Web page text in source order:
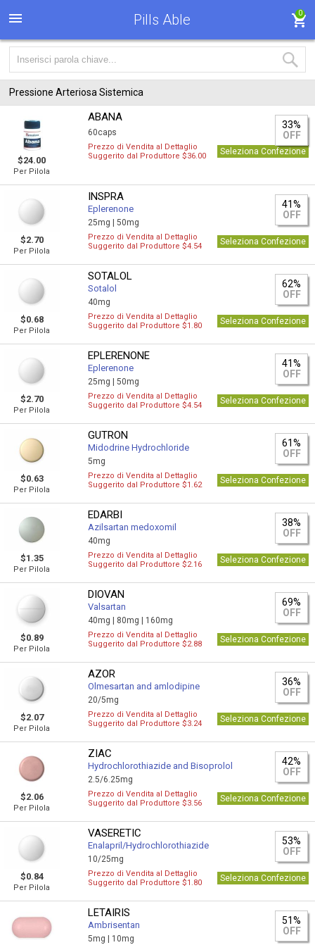
Pills Able 0
Pressione Arteriosa Sistemica
$24.00
Per Pilola
ABANA
60caps
33%
OFF
Prezzo di Vendita al Dettaglio
Suggerito dal Produttore $36.00
Seleziona Confezione
$2.70
Per Pilola
INSPRA
Eplerenone
25mg |50mg
41%
OFF
Prezzo di Vendita al Dettaglio
Suggerito dal Produttore $4.54
Seleziona Confezione
$0.68
Per Pilola
SOTALOL
Sotalol
40mg
62%
OFF
Prezzo di Vendita al Dettaglio
Suggerito dal Produttore $1.80
Seleziona Confezione
$2.70
Per Pilola
EPLERENONE
Eplerenone
25mg |50mg
41%
OFF
Prezzo di Vendita al Dettaglio
Suggerito dal Produttore $4.54
Seleziona Confezione
$0.63
Per Pilola
GUTRON
Midodrine Hydrochloride
5mg
61%
OFF
Prezzo di Vendita al Dettaglio
Suggerito dal Produttore $1.62
Seleziona Confezione
$1.35
Per Pilola
EDARBI
Azilsartan medoxomil
40mg
38%
OFF
Prezzo di Vendita al Dettaglio
Suggerito dal Produttore $2.16
Seleziona Confezione
$0.89
Per Pilola
DIOVAN
Valsartan
40mg | 80mg | 160mg
69%
OFF
Prezzo di Vendita al Dettaglio
Suggerito dal Produttore $2.88
Seleziona Confezione
$2.07
Per Pilola
AZOR
Olmesartan and amlodipine
20/5mg
36%
OFF
Prezzo di Vendita al Dettaglio
Suggerito dal Produttore $3.24
Seleziona Confezione
$2.06
Per Pilola
ZIAC
Hydrochlorothiazide and Bisoprolol
2.5/6.25mg
42%
OFF
Prezzo di Vendita al Dettaglio
Suggerito dal Produttore $3.56
Seleziona Confezione
$0.84
Per Pilola
VASERETIC
Enalapril/Hydrochlorothiazide
10/25mg
53%
OFF
Prezzo di Vendita al Dettaglio
Suggerito dal Produttore $1.80
Seleziona Confezione
LETAIRIS
Ambrisentan
5mg | 10mg
51%
OFF